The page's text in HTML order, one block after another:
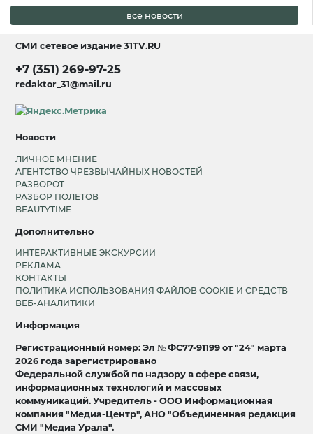
все новости
СМИ сетевое издание31TV.RU
+7 (351) 269-97-25
redaktor_31@mail.ru
Новости
ЛИЧНОЕ МНЕНИЕ
АГЕНТСТВО ЧРЕЗВЫЧАЙНЫХ НОВОСТЕЙ
РАЗВОРОТ
РАЗБОР ПОЛЕТОВ
BEAUTYTIME
Дополнительно
ИНТЕРАКТИВНЫЕ ЭКСКУРСИИ
РЕКЛАМА
КОНТАКТЫ
ПОЛИТИКА ИСПОЛЬЗОВАНИЯ ФАЙЛОВ COOKIE И СРЕДСТВ
ВЕБ-АНАЛИТИКИ
Информация
Регистрационный номер: Эл № ФС77-91199 от "24" марта
2026 года зарегистрировано
Федеральной службой по надзору в сфере связи,
информационных технологий и массовых
коммуникаций. Учредитель - ООО Информационная
компания "Медиа-Центр", АНО "Объединенная редакция
СМИ "Медиа Урала".